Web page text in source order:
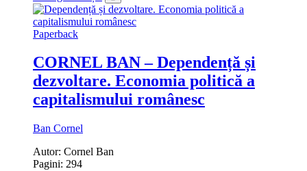
Paperback
CORNEL BAN – Dependență și
dezvoltare. Economia politică a
capitalismului românesc
Ban Cornel
Autor: Cornel Ban
Pagini: 294